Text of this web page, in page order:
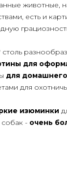
животные,
есть и
для
для
для
изюминки
- очень